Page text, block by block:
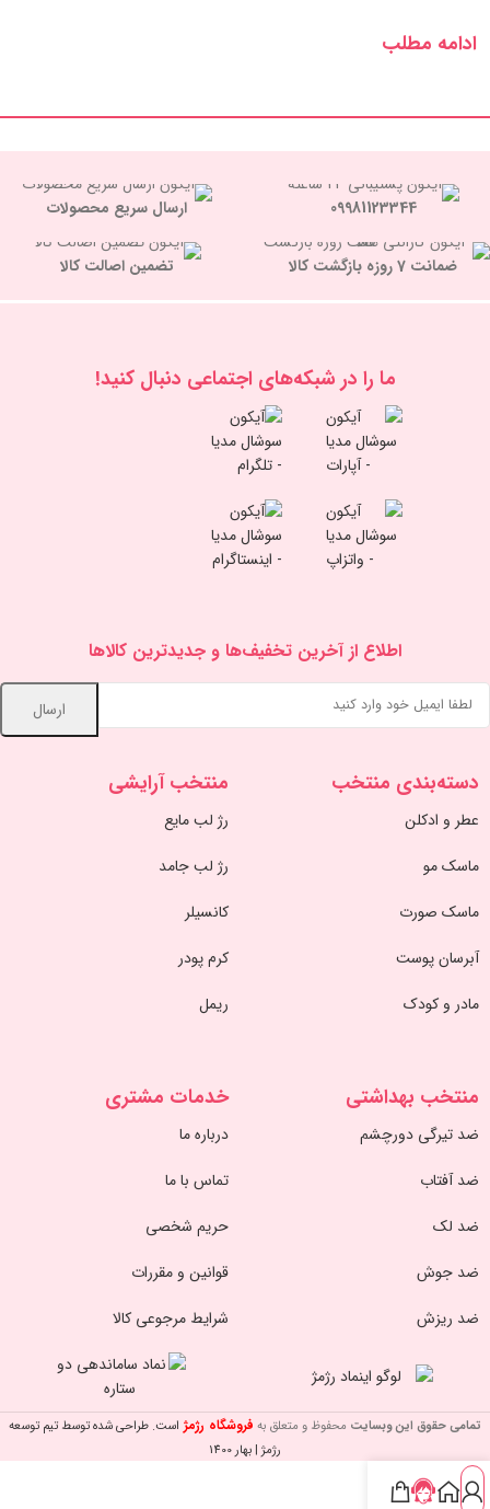
ادامه مطلب
09981123344 ارسال سریع محصولات
ضمانت 7 روزه بازگشت کالا تضمین اصالت کالا
اطلاع از آخرین تخفیف‌ها و جدیدترین کالاها
ما را در شبكه‌های اجتماعی دنبال کنید!
دسته‌بندی منتخب
عطر و ادکلن
ماسک مو
ماسک صورت
آبرسان پوست
مادر و کودک
منتخب آرایشی
رژ لب مایع
رژ لب جامد
کانسیلر
کرم پودر
ریمل
منتخب بهداشتی
ضد تیرگی دورچشم
ضد آفتاب
ضد لک
ضد جوش
ضد ریزش
خدمات مشتری
درباره ما
تماس با ما
حریم شخصی
قوانین و مقررات
شرایط مرجوعی کالا
تمامی حقوق این وبسایت محفوظ و متعلق به فروشگاه رژمژ است. طراحی شده توسط تیم توسعه
رژمژ | بهار 1400